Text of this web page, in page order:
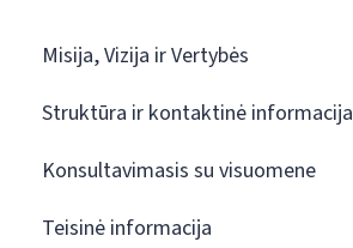
Misija, Vizija ir Vertybės
Struktūra ir kontaktinė informacija
Konsultavimasis su visuomene
Teisinė informacija